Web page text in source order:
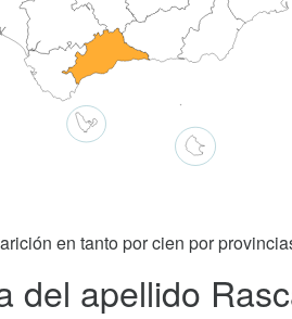
en tanto por cien por
del apellido